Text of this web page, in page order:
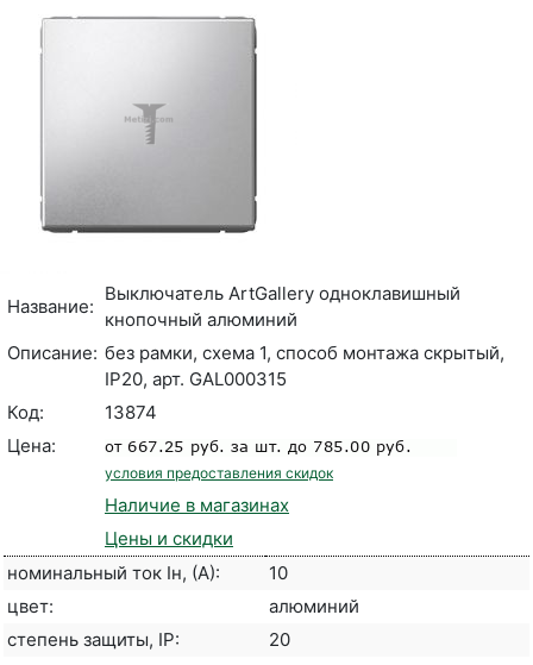
Название:
Выключатель ArtGallery одноклавишный
кнопочный алюминий
Описание: без рамки, схема 1, способ монтажа скрытый,
IP20, арт. GAL000315
Код:
13874
Цена:
условия предоставления скидок
Наличие в магазинах
Цены и скидки
номинальный ток Iн, (А):
10
цвет:
алюминий
степень защиты, IP:
20